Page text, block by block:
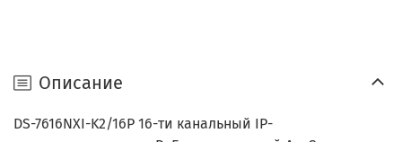
Описание
DS-7616NXI-K2/16P 16-ти канальный IP-